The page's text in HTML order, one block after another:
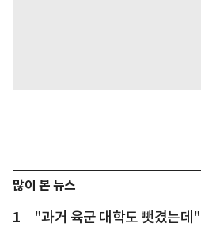
많이 본 뉴스
1
"과거 육군 대학도 뺏겼는데